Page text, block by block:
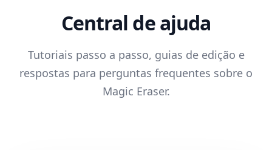
Central de ajuda
Tutoriais passo a passo, guias de edição e
respostas para perguntas frequentes sobre o
Magic Eraser.